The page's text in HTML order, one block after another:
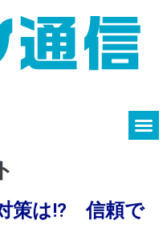
策は!? 信頼で